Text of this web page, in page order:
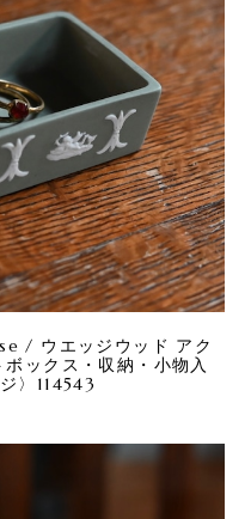
/ ウエッジウッド アク
ックス・収納・小物入
〉114543